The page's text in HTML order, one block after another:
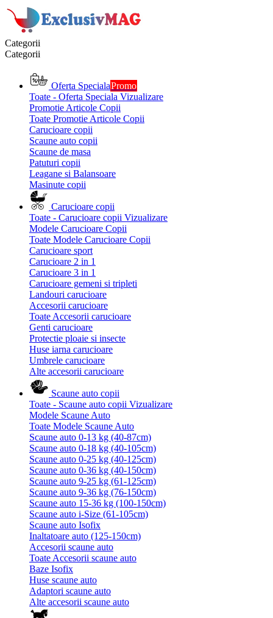
Categorii
Categorii
Oferta SpecialaPromo
Toate - Oferta Speciala Vizualizare
Promotie Articole Copii
Toate Promotie Articole Copii
Carucioare copii
Scaune auto copii
Scaune de masa
Patuturi copii
Leagane si Balansoare
Masinute copii
Carucioare copii
Toate - Carucioare copii Vizualizare
Modele Carucioare Copii
Toate Modele Carucioare Copii
Carucioare sport
Carucioare 2 in 1
Carucioare 3 in 1
Carucioare gemeni si tripleti
Landouri carucioare
Accesorii carucioare
Toate Accesorii carucioare
Genti carucioare
Protectie ploaie si insecte
Huse iarna carucioare
Umbrele carucioare
Alte accesorii carucioare
Scaune auto copii
Toate - Scaune auto copii Vizualizare
Modele Scaune Auto
Toate Modele Scaune Auto
Scaune auto 0-13 kg (40-87cm)
Scaune auto 0-18 kg (40-105cm)
Scaune auto 0-25 kg (40-125cm)
Scaune auto 0-36 kg (40-150cm)
Scaune auto 9-25 kg (61-125cm)
Scaune auto 9-36 kg (76-150cm)
Scaune auto 15-36 kg (100-150cm)
Scaune auto i-Size (61-105cm)
Scaune auto Isofix
Inaltatoare auto (125-150cm)
Accesorii scaune auto
Toate Accesorii scaune auto
Baze Isofix
Huse scaune auto
Adaptori scaune auto
Alte accesorii scaune auto